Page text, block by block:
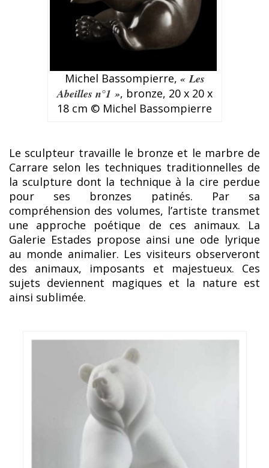
Michel Bassompierre, « Les
Abeilles n°1 », bronze, 20 x 20 x
18 cm © Michel Bassompierre
Le sculpteur travaille le bronze et le marbre de
Carrare selon les techniques traditionnelles de
la sculpture dont la technique à la cire perdue
pour ses bronzes patinés. Par sa
compréhension des volumes, l’artiste transmet
une approche poétique de ces animaux. La
Galerie Estades propose ainsi une ode lyrique
au monde animalier. Les visiteurs observeront
des animaux, imposants et majestueux. Ces
sujets deviennent magiques et la nature est
ainsi sublimée.